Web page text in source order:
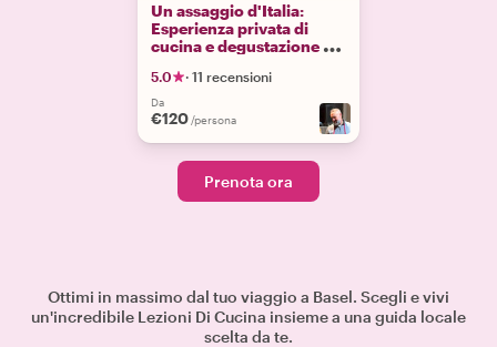
Un assaggio d'Italia:
Esperienza privata di
cucina e degustazione di
5.0 · 11 recensioni
Da
€120 /persona
Prenota ora
Ottimi in massimo dal tuo viaggio a Basel. Scegli e vivi
un'incredibile Lezioni Di Cucina insieme a una guida locale
scelta da te.